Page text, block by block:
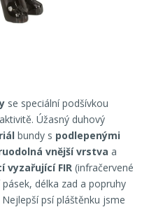
se speciální podšívkou
Úžasný duhový
bundy s podlepenými
vnější vrstva a
vyzařující FIR (infračervené
délka zad a popruhy
psí pláštěnku jsme